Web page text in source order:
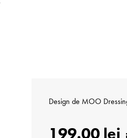
Design de MOO
199.00 lei